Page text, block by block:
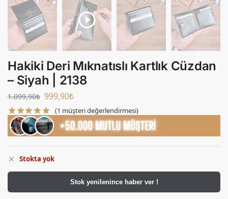
Hakiki Deri Mıknatıslı Kartlık Cüzdan
– Siyah | 2138
1.099,90₺ 999,90₺
(1 müşteri değerlendirmesi)
Stokta yok
Stok yenilenince haber ver !